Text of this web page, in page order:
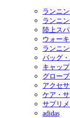
ランニ
ランニ
陸上ス
ウォー
ランニ
バッグ
キャップ
グロー
アクセ
ケア・
サプリメ
adidas